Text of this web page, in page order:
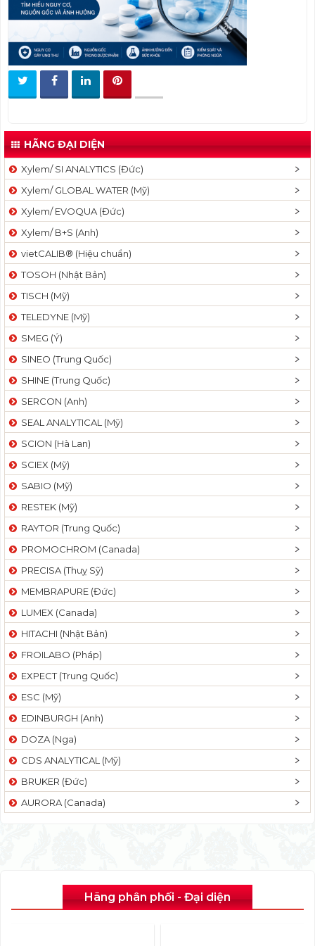
HÃNG ĐẠI DIỆN
Xylem/ SI ANALYTICS (Đức)
Xylem/ GLOBAL WATER (Mỹ)
Xylem/ EVOQUA (Đức)
Xylem/ B+S (Anh)
vietCALIB® (Hiệu chuẩn)
TOSOH (Nhật Bản)
TISCH (Mỹ)
TELEDYNE (Mỹ)
SMEG (Ý)
SINEO (Trung Quốc)
SHINE (Trung Quốc)
SERCON (Anh)
SEAL ANALYTICAL (Mỹ)
SCION (Hà Lan)
SCIEX (Mỹ)
SABIO (Mỹ)
RESTEK (Mỹ)
RAYTOR (Trung Quốc)
PROMOCHROM (Canada)
PRECISA (Thuỵ Sỹ)
MEMBRAPURE (Đức)
LUMEX (Canada)
HITACHI (Nhật Bản)
FROILABO (Pháp)
EXPECT (Trung Quốc)
ESC (Mỹ)
EDINBURGH (Anh)
DOZA (Nga)
CDS ANALYTICAL (Mỹ)
BRUKER (Đức)
AURORA (Canada)
Hãng phân phối - Đại diện